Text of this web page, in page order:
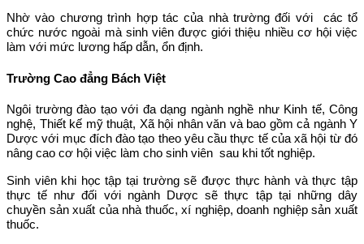
Nhờ vào chương trình hợp tác của nhà trường đối với các tổ
chức nước ngoài mà sinh viên được giới thiệu nhiều cơ hội việc
làm với mức lương hấp dẫn, ổn định.
Trường Cao đẳng Bách Việt
Ngôi trường đào tạo với đa dạng ngành nghề như Kinh tế, Công
nghệ, Thiết kế mỹ thuật, Xã hội nhân văn và bao gồm cả ngành Y
Dược với mục đích đào tạo theo yêu cầu thực tế của xã hội từ đó
nâng cao cơ hội việc làm cho sinh viên sau khi tốt nghiệp.
Sinh viên khi học tập tại trường sẽ được thực hành và thực tập
thực tế như đối với ngành Dược sẽ thực tập tại những dây
chuyền sản xuất của nhà thuốc, xí nghiệp, doanh nghiệp sản xuất
thuốc.